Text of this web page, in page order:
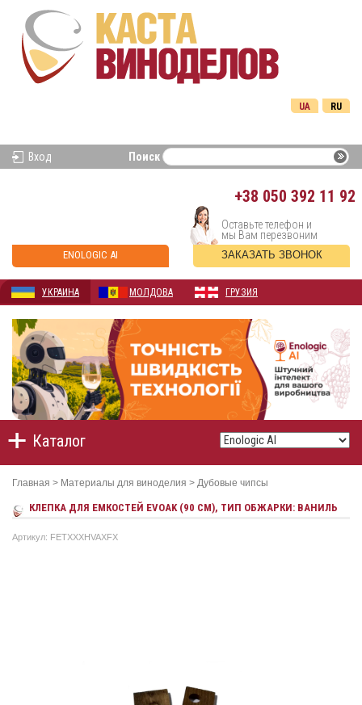
RU
UA
Вход Поиск
+38 050 392 11 92
ENOLOGIC AI
Оставьте телефон и
мы Вам перезвоним
ЗАКАЗАТЬ ЗВОНОК
УКРАИНА МОЛДОВА ГРУЗИЯ
Каталог
Главная > Материалы для виноделия > Дубовые чипсы
КЛЕПКА ДЛЯ ЕМКОСТЕЙ EVOAK (90 СМ), ТИП ОБЖАРКИ: ВАНИЛЬ
Артикул: FETXXXHVAXFX